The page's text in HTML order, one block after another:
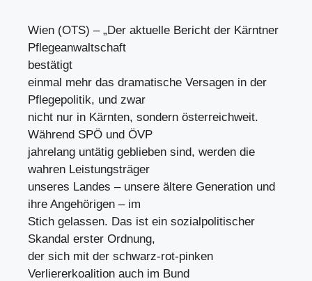
Wien (OTS) – „Der aktuelle Bericht der Kärntner
Pflegeanwaltschaft
bestätigt
einmal mehr das dramatische Versagen in der
Pflegepolitik, und zwar
nicht nur in Kärnten, sondern österreichweit.
Während SPÖ und ÖVP
jahrelang untätig geblieben sind, werden die
wahren Leistungsträger
unseres Landes – unsere ältere Generation und
ihre Angehörigen – im
Stich gelassen. Das ist ein sozialpolitischer
Skandal erster Ordnung,
der sich mit der schwarz-rot-pinken
Verliererkoalition auch im Bund